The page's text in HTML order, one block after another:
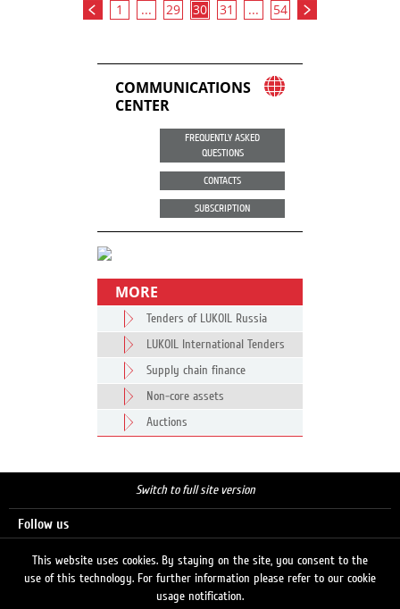
1 ... 29 30 31 ... 54
COMMUNICATIONS
CENTER
FREQUENTLY ASKED
QUESTIONS
CONTACTS
SUBSCRIPTION
MORE
Tenders of LUKOIL Russia
LUKOIL International Tenders
Supply chain finance
Non-core assets
Auctions
Switch to full site version
Follow us
This website uses cookies. By staying on the site, you consent to the
use of this technology. For further information please refer to our cookie
usage notification.